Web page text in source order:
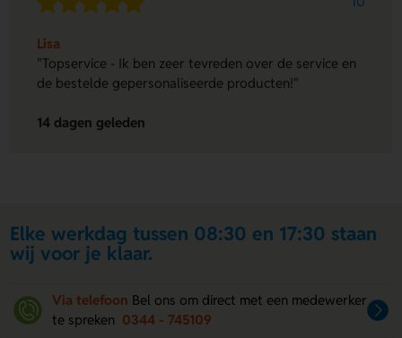
Lisa
"Topservice - Ik ben zeer tevreden over de service en
de bestelde gepersonaliseerde producten!"
14 dagen geleden
Elke werkdag tussen 08:30 en 17:30 staan
wij voor je klaar.
Via telefoon Bel ons om direct met een medewerker
te spreken 0344 - 745109